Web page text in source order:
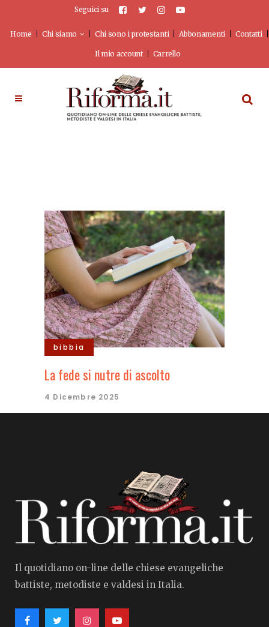
Seguici su
Home Chi siamo Chi sono i protestanti Abbonamenti Contatti
Il mio account Carrello
bibbia
La fede si nutre di ascolto
4 Dicembre 2025
Il quotidiano on-line delle chiese evangeliche
battiste, metodiste e valdesi in Italia.